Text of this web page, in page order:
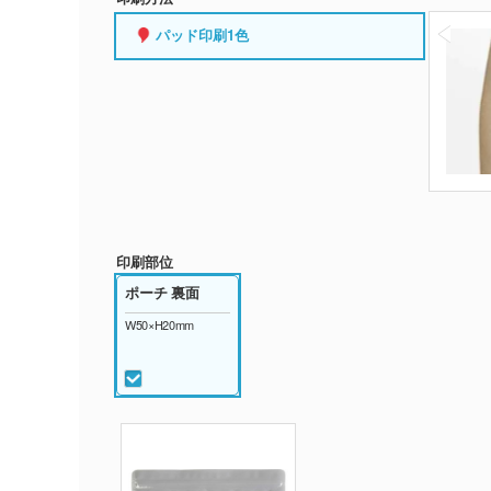
パッド印刷1色
印刷部位
ポーチ 裏面
W50×H20mm